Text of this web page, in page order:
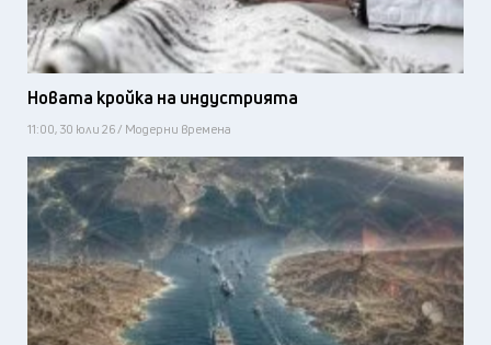
Новата кройка на индустрията
11:00, 30 юли 26 / Модерни времена